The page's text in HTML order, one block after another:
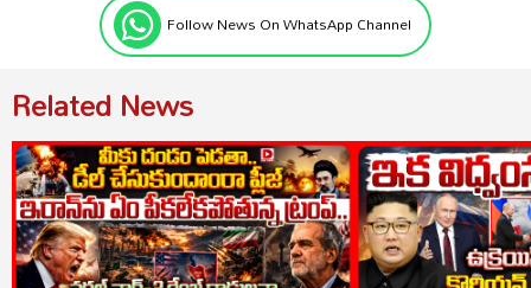
Follow News On WhatsApp Channel
Related News